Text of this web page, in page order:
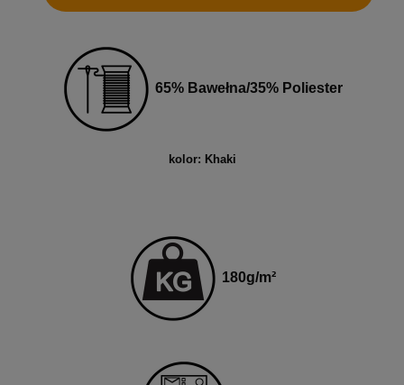
65% Bawełna/35% Poliester
kolor: Khaki
180g/m²